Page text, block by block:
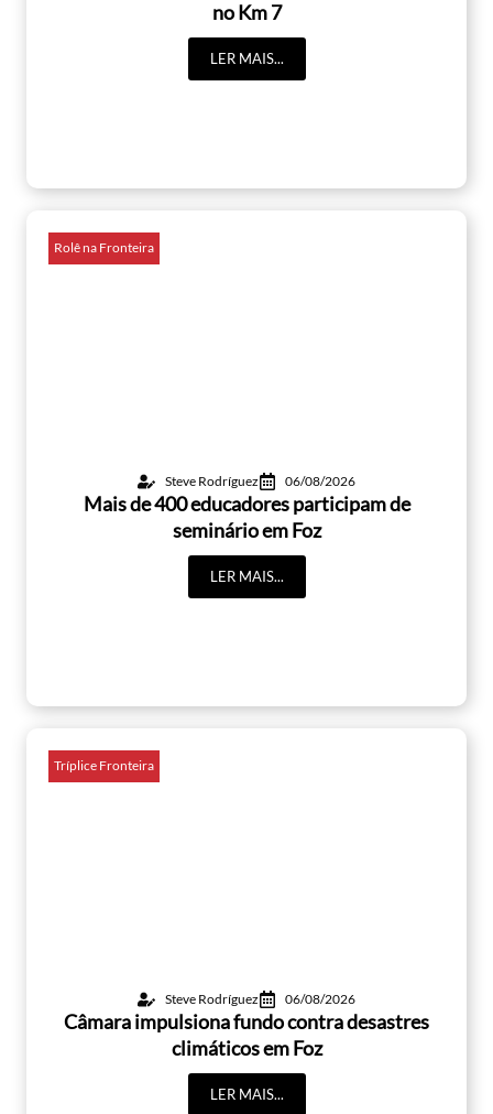
no Km 7
LER MAIS...
Rolê na Fronteira
Steve Rodríguez 06/08/2026
Mais de 400 educadores participam de
seminário em Foz
LER MAIS...
Tríplice Fronteira
Steve Rodríguez 06/08/2026
Câmara impulsiona fundo contra desastres
climáticos em Foz
LER MAIS...